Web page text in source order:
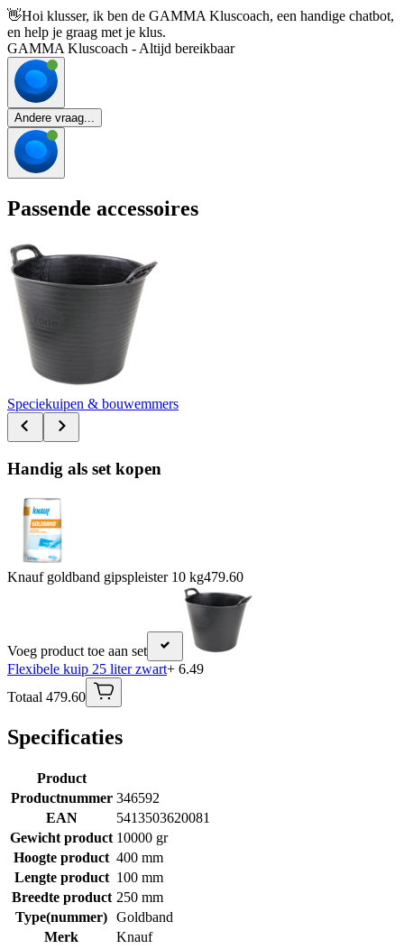
👋Hoi klusser, ik ben de GAMMA Kluscoach, een handige chatbot,
en help je graag met je klus.
GAMMA Kluscoach - Altijd bereikbaar
Andere vraag...
Passende accessoires
Speciekuipen & bouwemmers
Handig als set kopen
Knauf goldband gipspleister 10 kg479.60
Voeg product toe aan set
Flexibele kuip 25 liter zwart+ 6.49
Totaal 479.60
Specificaties
Product
Productnummer 346592
EAN
5413503620081
Gewicht product 10000 gr
Hoogte product 400 mm
Lengte product 100 mm
Breedte product 250 mm
Type(nummer) Goldband
Merk
Knauf